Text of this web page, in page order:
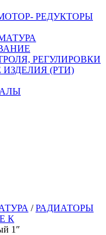
РЕДУКТОРЫ
РЕГУЛИРОВКИ
(РТИ)
/РАДИАТОРЫ
К
1″